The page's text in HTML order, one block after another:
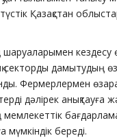
Қазақстан
шаруаларымен кездесу
секторды дамытудың
Фермерлермен өзара
дәлірек анықтауға
мемлекеттік
мүмкіндік береді.